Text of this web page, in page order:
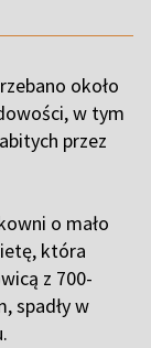
około
w tym
przez
o mało
która
z 700-
spadły w